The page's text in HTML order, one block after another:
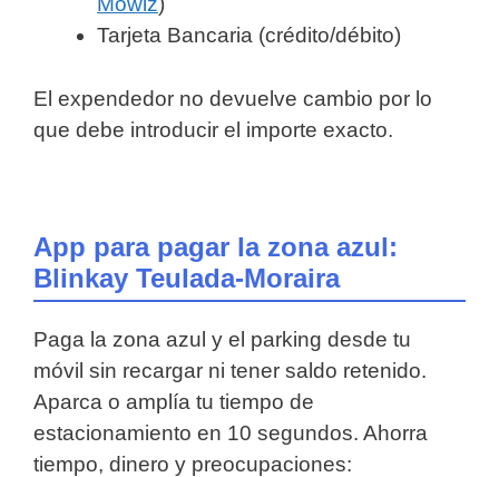
Tarjeta Bancaria (crédito/débito)
El expendedor no devuelve cambio por lo
que debe introducir el importe exacto.
App para pagar la zona azul:
Blinkay Teulada-Moraira
Paga la zona azul y el parking desde tu
móvil sin recargar ni tener saldo retenido.
Aparca o amplía tu tiempo de
estacionamiento en 10 segundos. Ahorra
tiempo, dinero y preocupaciones: